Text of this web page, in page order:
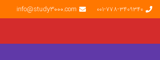
001-778-3409340
info@study3000.com